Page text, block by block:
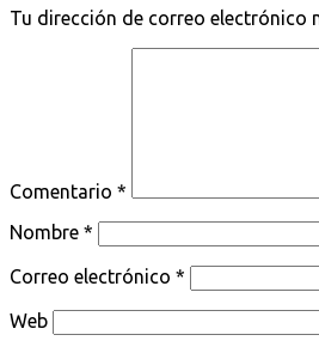
Tu dirección de correo electrónico
Comentario *
Nombre *
Correo electrónico *
Web